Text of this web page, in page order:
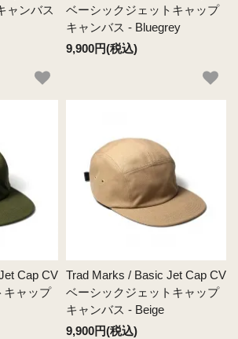
ャンバス
ベーシックジェットキャップ
キャンバス - Bluegrey
9,900円(税込)
Cap CV
キャップ
Trad Marks / Basic Jet Cap CV
ベーシックジェットキャップ
キャンバス - Beige
9,900円(税込)